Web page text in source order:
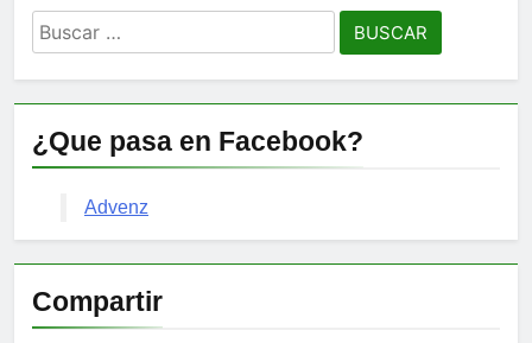
Buscar:
¿Que pasa en Facebook?
Advenz
Compartir